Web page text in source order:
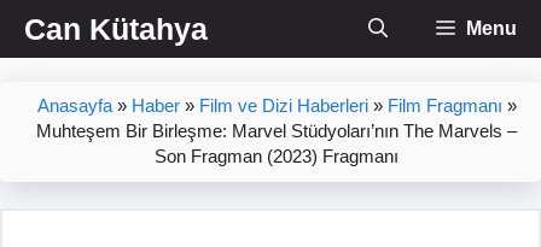
İçeriğe
atlaCan Kütahya Menu
Anasayfa» Haber» Film ve Dizi Haberleri» Film Fragmanı »
Muhteşem Bir Birleşme: Marvel Stüdyoları’nın The Marvels –
Son Fragman (2023) Fragmanı